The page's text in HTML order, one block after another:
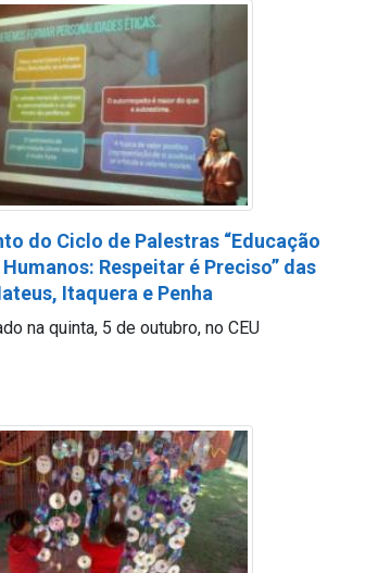
do Ciclo de Palestras “Educação
Respeitar é Preciso” das
Itaquera e Penha
na quinta, 5 de outubro, no CEU